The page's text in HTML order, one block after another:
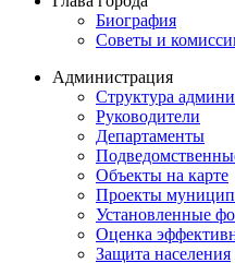
Биография
Советы и
Администрация
Структура
Руководители
Департаменты
Объекты на карте
Проекты
Установленные
Оценка
Защита населения